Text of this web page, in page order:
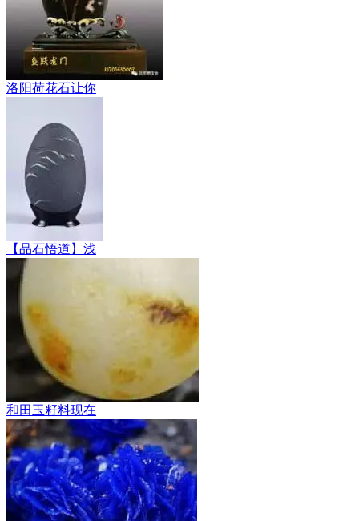
洛阳荷花石让你
【品石悟道】浅
和田玉籽料现在